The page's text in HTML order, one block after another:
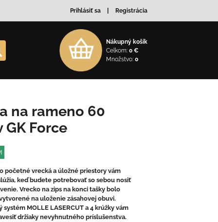
Prihlásiť sa Registrácia
Nákupný košík
Celkom: 0 €
Množstvo: 0
na rameno 60
GK Force
početné vrecká a úložné priestory vám
keď budete potrebovať so sebou nosiť
Vrecko na zips na konci tašky bolo
na uloženie zásahovej obuvi.
systém MOLLE LASERCUT a 4 krúžky vám
držiaky nevyhnutného príslušenstva.